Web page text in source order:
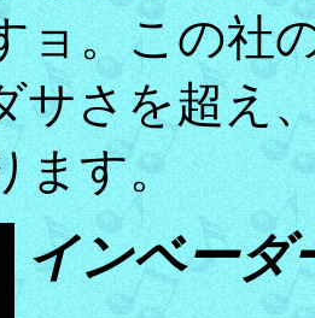
ョ。この社
サさを超え
ます。
インベーダ